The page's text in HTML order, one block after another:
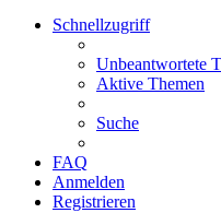
Schnellzugriff
Unbeantwortete
Aktive Themen
Suche
FAQ
Anmelden
Registrieren